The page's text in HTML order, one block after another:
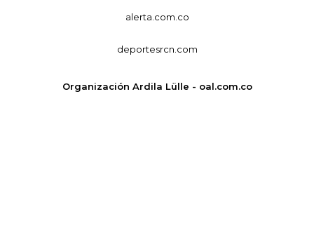
alerta.com.co
deportesrcn.com
Organización Ardila Lülle - oal.com.co